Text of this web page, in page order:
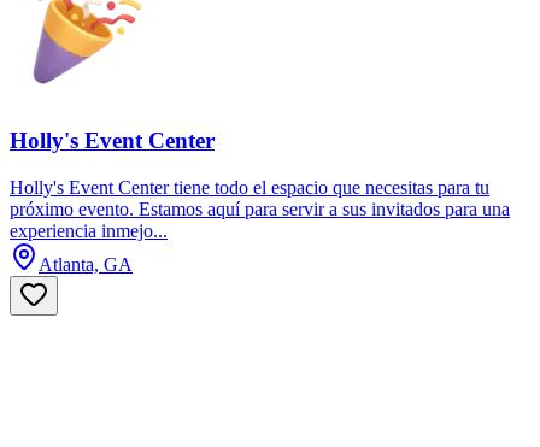
Holly's Event Center
Holly's Event Center tiene todo el espacio que necesitas para tu
próximo evento. Estamos aquí para servir a sus invitados para una
experiencia inmejo...
Atlanta, GA